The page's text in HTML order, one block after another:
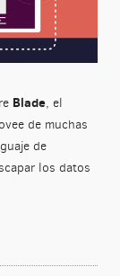
Blade, el
de muchas
de
los datos